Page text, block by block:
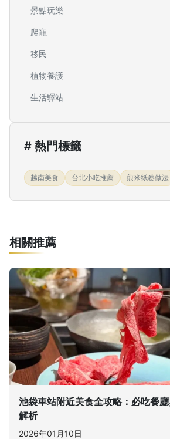
景點玩樂
爬寵
移民
植物養護
生活驛站
# 熱門標籤
越南美食 台北小吃推薦 煎米紙卷做法
相關推薦
池袋車站附近美食全攻略：必吃餐
解析
2026年01月10日